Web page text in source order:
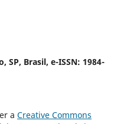
SP, Brasil, e-ISSN: 1984-
a Creative Commons